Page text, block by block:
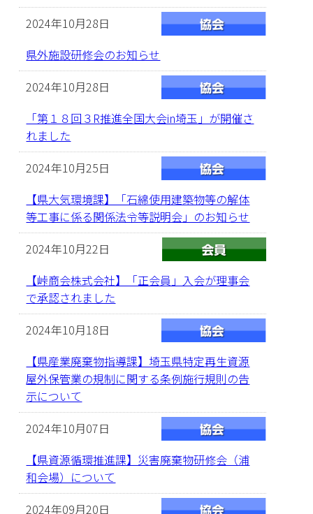
2024年10月28日
県外施設研修会のお知らせ
2024年10月28日
「第１８回３R推進全国大会in埼玉」が開催さ
れました
2024年10月25日
【県大気環境課】「石綿使用建築物等の解体
等工事に係る関係法令等説明会」のお知らせ
2024年10月22日
【峠商会株式会社】「正会員」入会が理事会
で承認されました
2024年10月18日
【県産業廃棄物指導課】埼玉県特定再生資源
屋外保管業の規制に関する条例施行規則の告
示について
2024年10月07日
【県資源循環推進課】災害廃棄物研修会（浦
和会場）について
2024年09月20日